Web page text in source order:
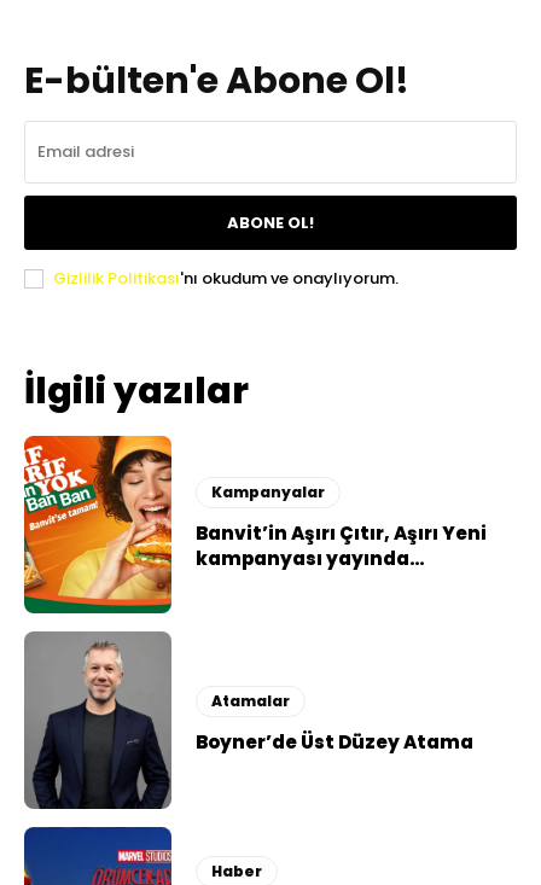
E-bülten'e Abone Ol!
ABONE OL!
Gizlilik Politikası'nı okudum ve onaylıyorum.
İlgili yazılar
Kampanyalar
Banvit’in Aşırı Çıtır, Aşırı Yeni
kampanyası yayında…
Atamalar
Boyner’de Üst Düzey Atama
Haber